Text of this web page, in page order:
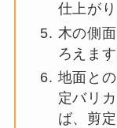
仕上がり
木の側
ろえます
地面と
定バリ
ば、剪